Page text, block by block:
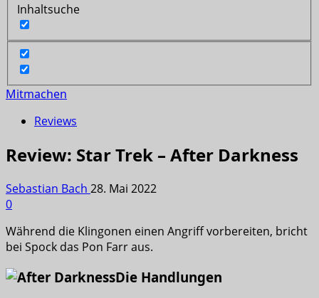
Inhaltsuche
Mitmachen
Reviews
Review: Star Trek – After Darkness
Sebastian Bach 28. Mai 2022
0
Während die Klingonen einen Angriff vorbereiten, bricht
bei Spock das Pon Farr aus.
Die Handlungen